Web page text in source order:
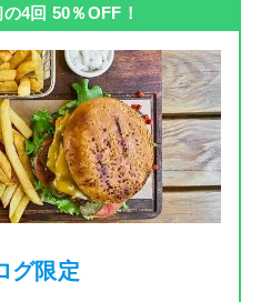
4回 50％OFF！
グ限定